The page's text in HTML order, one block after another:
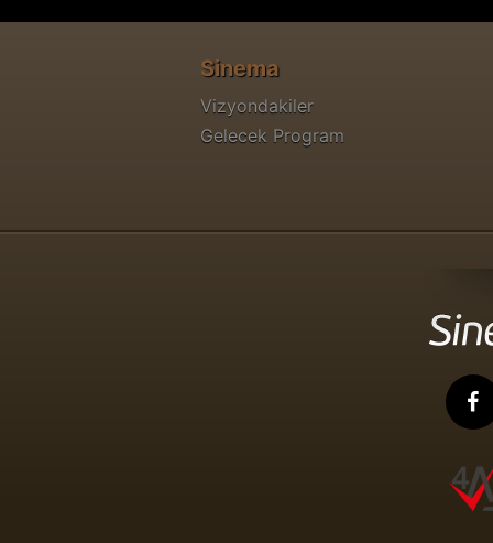
Sinema
Vizyondakiler
Gelecek Program